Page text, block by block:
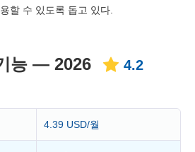
할 수 있도록 돕고 있다.
능 — 2026
4.2
4.39 USD/월